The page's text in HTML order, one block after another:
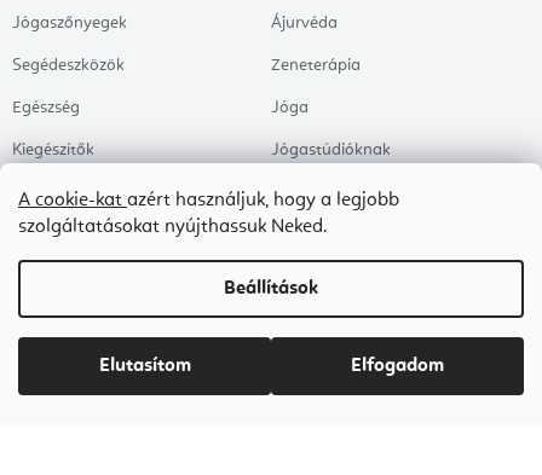
A cookie-kat azért használjuk, hogy a legjobb
szolgáltatásokat nyújthassuk Neked.
Beállítások
Elutasítom Elfogadom
Jógaszőnyegek
Segédeszközök
Egészség
Kiegészítők
Árengedmények
Témák
Ájurvéda
Zeneterápia
Jóga
Jógastúdióknak
Pilates
Munkahely és Home Office
Zen és meditáció
Aromaterápia
Egészséges alvás